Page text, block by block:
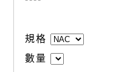
規格
數量